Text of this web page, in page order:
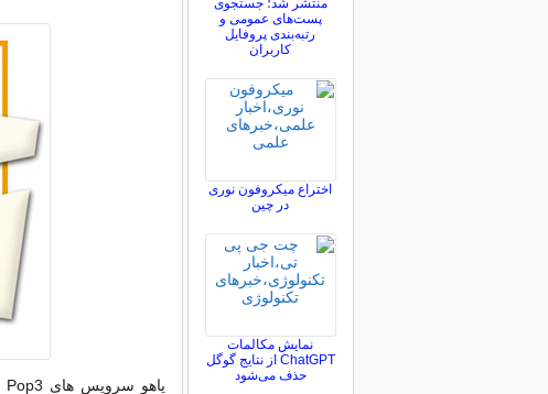
منتشر شد؛ جستجوی
پست‌های عمومی و
رتبه‌بندی پروفایل
کاربران
اختراع میکروفون نوری
در چین
نمایش مکالمات
ChatGPT از نتایج گوگل
حذف می‌شود